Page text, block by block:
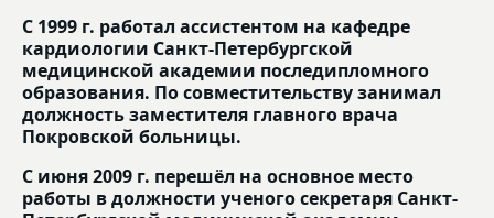
С 1999 г. работал ассистентом на кафедре
кардиологии Санкт-Петербургской
медицинской академии последипломного
образования. По совместительству занимал
должность заместителя главного врача
Покровской больницы.
С июня 2009 г. перешёл на основное место
работы в должности ученого секретаря Санкт-